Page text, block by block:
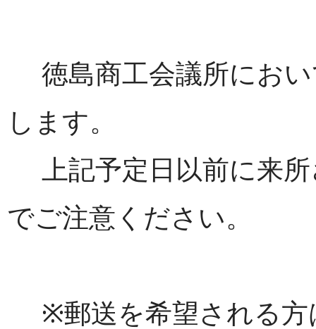
徳島商工会議所におい
します。
上記予定日以前に来所
でご注意ください。
※郵送を希望される方